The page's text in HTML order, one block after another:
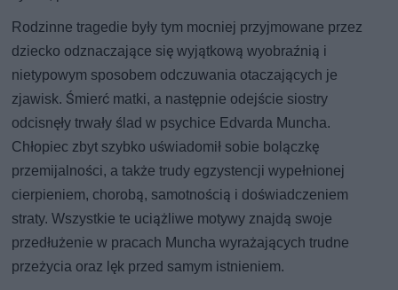
Rodzinne tragedie były tym mocniej przyjmowane przez
dziecko odznaczające się wyjątkową wyobraźnią i
nietypowym sposobem odczuwania otaczających je
zjawisk. Śmierć matki, a następnie odejście siostry
odcisnęły trwały ślad w psychice Edvarda Muncha.
Chłopiec zbyt szybko uświadomił sobie bolączkę
przemijalności, a także trudy egzystencji wypełnionej
cierpieniem, chorobą, samotnością i doświadczeniem
straty. Wszystkie te uciążliwe motywy znajdą swoje
przedłużenie w pracach Muncha wyrażających trudne
przeżycia oraz lęk przed samym istnieniem.